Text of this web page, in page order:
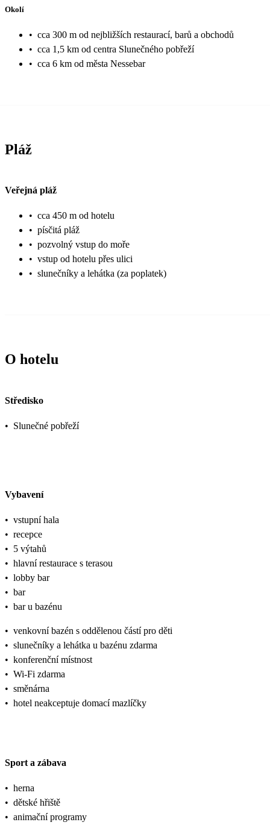
Okolí
• cca 300 m od nejbližších restaurací, barů a obchodů
• cca 1,5 km od centra Slunečného pobřeží
• cca 6 km od města Nessebar
Pláž
Veřejná pláž
• cca 450 m od hotelu
• písčitá pláž
• pozvolný vstup do moře
• vstup od hotelu přes ulici
• slunečníky a lehátka (za poplatek)
O hotelu
Středisko
• Slunečné pobřeží
Vybavení
• vstupní hala
• recepce
• 5 výtahů
• hlavní restaurace s terasou
• lobby bar
• bar
• bar u bazénu
• venkovní bazén s oddělenou částí pro děti
• slunečníky a lehátka u bazénu zdarma
• konferenční místnost
• Wi-Fi zdarma
• směnárna
• hotel neakceptuje domací mazlíčky
Sport a zábava
• herna
• dětské hřiště
• animační programy